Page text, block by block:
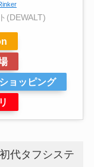
(DEWALT)
ョッピング
初代タフシステ